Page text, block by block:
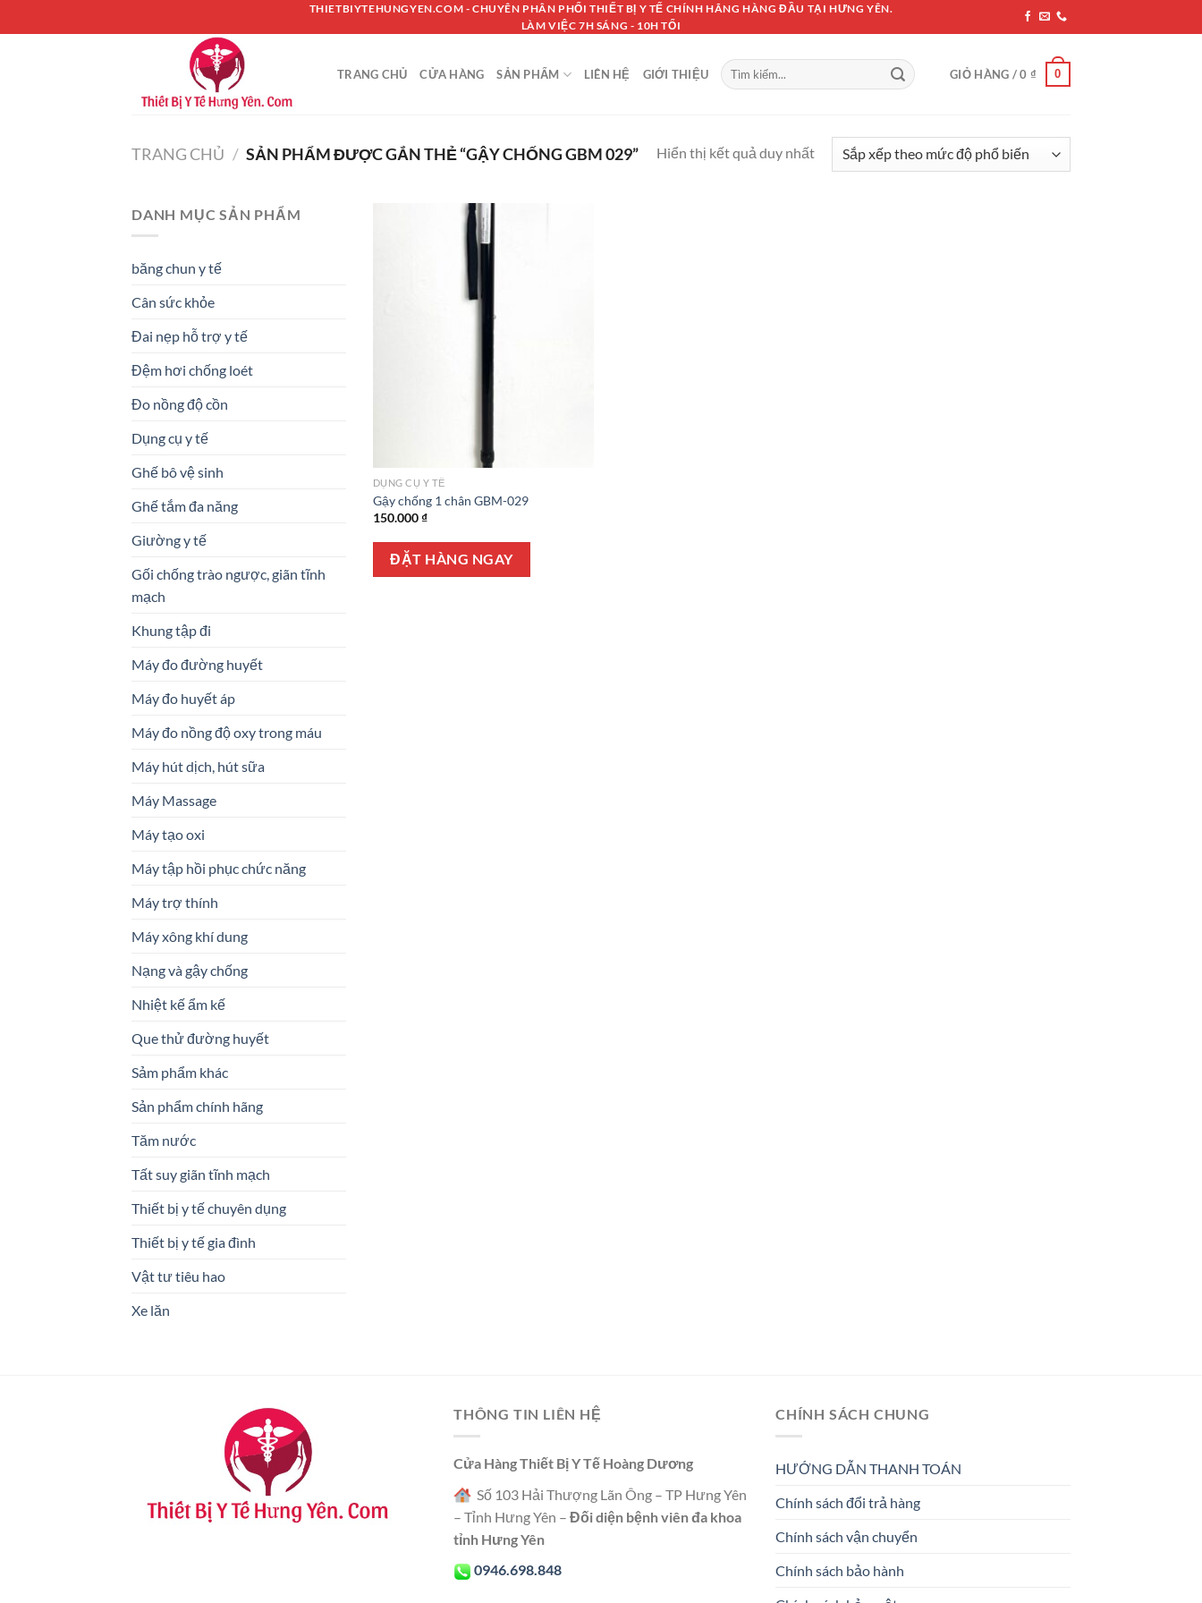
đến
THIETBIYTEHUNGYEN.COM - CHUYÊN PHÂN PHỐI THIẾT BỊ Y TẾ CHÍNH HÃNG HÀNG ĐẦU TẠI HƯNG YÊN.
LÀM VIỆC 7H SÁNG - 10H TỐI
TRANG CHỦ CỬA HÀNG SẢN PHẨM LIÊN HỆ GIỚI THIỆU
Tìm
kiếm:
GIỎ HÀNG /0 ₫ 0
TRANG CHỦ / SẢN PHẨM ĐƯỢC GẮN THẺ “GẬY CHỐNG GBM 029” Hiển thị kết quả duy nhất
DANH MỤC SẢN PHẨM
băng chun y tế
Cân sức khỏe
Đai nẹp hỗ trợ y tế
Đệm hơi chống loét
Đo nồng độ cồn
Dụng cụ y tế
Ghế bô vệ sinh
Ghế tắm đa năng
Giường y tế
Gối chống trào ngược, giãn tĩnh
mạch
Khung tập đi
Máy đo đường huyết
Máy đo huyết áp
Máy đo nồng độ oxy trong máu
Máy hút dịch, hút sữa
Máy Massage
Máy tạo oxi
Máy tập hồi phục chức năng
Máy trợ thính
Máy xông khí dung
Nạng và gậy chống
Nhiệt kế ẩm kế
Que thử đường huyết
Sảm phẩm khác
Sản phẩm chính hãng
Tăm nước
Tất suy giãn tĩnh mạch
Thiết bị y tế chuyên dụng
Thiết bị y tế gia đình
Vật tư tiêu hao
Xe lăn
DỤNG CỤ Y TẾ
Gậy chống 1 chân GBM-029
150.000₫
ĐẶT HÀNG NGAY
THÔNG TIN LIÊN HỆ
Cửa Hàng Thiết Bị Y Tế Hoàng Dương
Số 103 Hải Thượng Lãn Ông – TP Hưng Yên
– Tỉnh Hưng Yên – Đối diện bệnh viên đa khoa
tỉnh Hưng Yên
0946.698.848
CHÍNH SÁCH CHUNG
HƯỚNG DẪN THANH TOÁN
Chính sách đổi trả hàng
Chính sách vận chuyển
Chính sách bảo hành